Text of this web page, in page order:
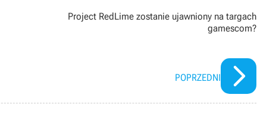
Project RedLime zostanie ujawniony na targach
gamescom?
POPRZEDNI